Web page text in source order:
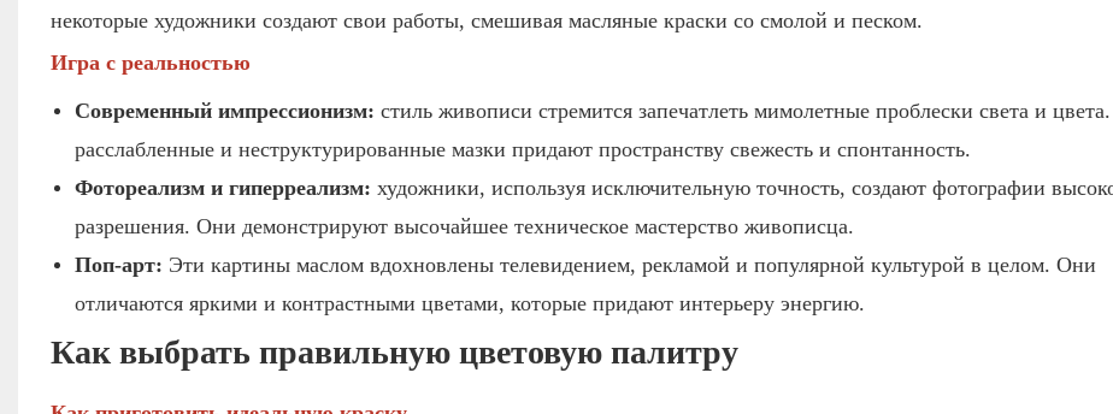
некоторые художники создают свои работы, смешивая масляные краски со смолой и песком.
Игра с реальностью
Современный импрессионизм: стиль живописи стремится запечатлеть мимолетные проблески света и
расслабленные и неструктурированные мазки придают пространству свежесть и спонтанность.
Фотореализм и гиперреализм: художники, используя исключительную точность, создают фотографии
разрешения. Они демонстрируют высочайшее техническое мастерство живописца.
Поп-арт: Эти картины маслом вдохновлены телевидением, рекламой и популярной культурой в целом. Они
отличаются яркими и контрастными цветами, которые придают интерьеру энергию.
Как выбрать правильную цветовую палитру